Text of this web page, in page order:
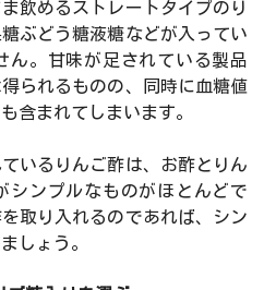
飲めるストレートタイプのり
ぶどう糖液糖などが入ってい
ん。甘味が足されている製品
られるものの、同時に血糖値
含まれてしまいます。
いるりんご酢は、お酢とりん
シンプルなものがほとんどで
取り入れるのであれば、シン
しょう。